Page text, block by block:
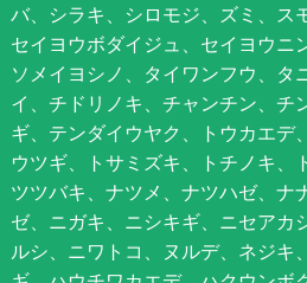
バ、シラキ、シロモジ、ズミ、ス
セイヨウボダイジュ、セイヨウニ
ソメイヨシノ、タイワンフウ、タ
イ、チドリノキ、チャンチン、チ
ギ、テンダイウヤク、トウカエデ
ウツギ、トサミズキ、トチノキ、
ツツバキ、ナツメ、ナツハゼ、ナ
ゼ、ニガキ、ニシキギ、ニセアカ
ルシ、ニワトコ、ヌルデ、ネジキ